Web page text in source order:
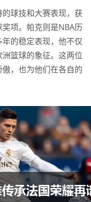
球技和大赛表现，获
项。帕克则是NBA历
的稳定表现，他不仅
篮球的象征。这两位
，也为他们在各自的